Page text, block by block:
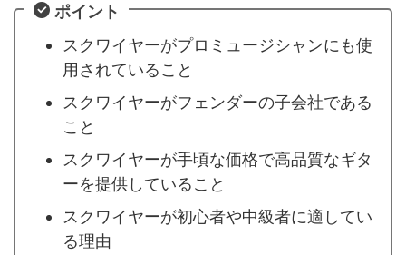
ポイント
スクワイヤーがプロミュージシャンにも使
用されていること
スクワイヤーがフェンダーの子会社である
こと
スクワイヤーが手頃な価格で高品質なギタ
ーを提供していること
スクワイヤーが初心者や中級者に適してい
る理由